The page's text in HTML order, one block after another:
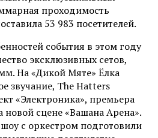
проходимость
53 983 посетителей.
события в этом году
эксклюзивных сетов,
На «Дикой Мяте» Ёлка
звучание, The Hatters
«Электроника», премьера
новой сцене «Вашана Арена».
с оркестром подготовили